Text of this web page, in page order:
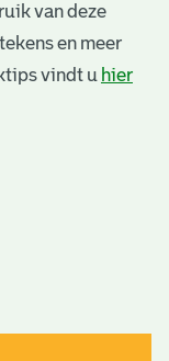
van deze
en meer
vindt u hier